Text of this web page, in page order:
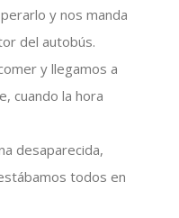
y nos manda
del autobús.
y llegamos a
cuando la hora
desaparecida,
todos en